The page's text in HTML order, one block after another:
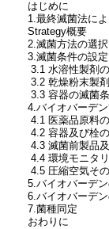
はじめに
1.最終滅菌法に
Strategy概要
2.滅菌方法の選択
3.滅菌条件の設定
3.1 水溶性製剤
3.2 乾燥粉末製
3.3 容器の滅菌
4.バイオバーデ
4.1 医薬品原料
4.2 容器及び栓
4.3 滅菌前製品
4.4 環境モニタ
4.5 圧縮空気そ
5.バイオバーデ
6.バイオバーデ
7.菌種同定
おわりに